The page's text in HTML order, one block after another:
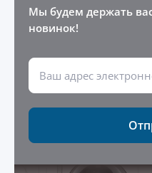
Мы будем держать
новинок!